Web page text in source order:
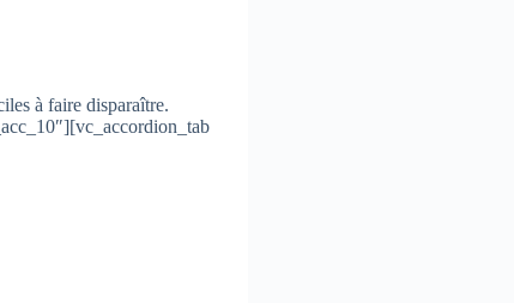
à faire disparaître.